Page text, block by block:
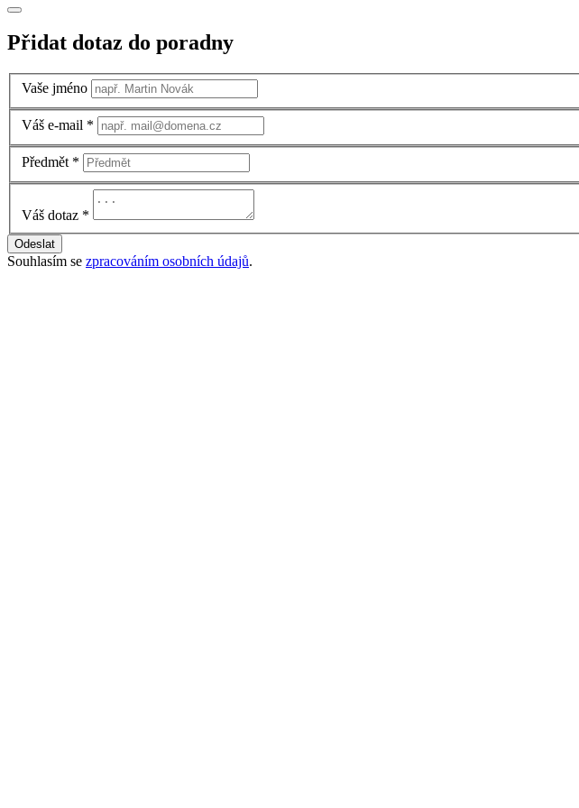
Přidat dotaz do poradny
Vaše jméno
Váš e-mail *
Předmět *
Váš dotaz *
Odeslat
Souhlasím se zpracováním osobních údajů.